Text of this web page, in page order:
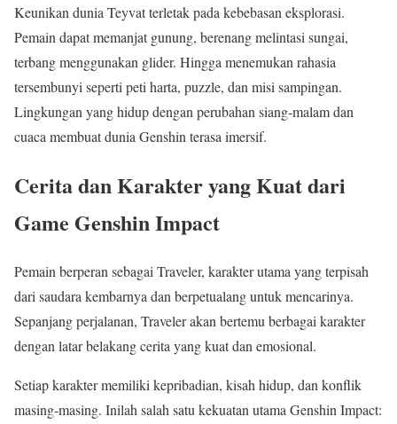
Keunikan dunia Teyvat terletak pada kebebasan eksplorasi.
Pemain dapat memanjat gunung, berenang melintasi sungai,
terbang menggunakan glider. Hingga menemukan rahasia
tersembunyi seperti peti harta, puzzle, dan misi sampingan.
Lingkungan yang hidup dengan perubahan siang-malam dan
cuaca membuat dunia Genshin terasa imersif.
Cerita dan Karakter yang Kuat dari
Game Genshin Impact
Pemain berperan sebagai Traveler, karakter utama yang terpisah
dari saudara kembarnya dan berpetualang untuk mencarinya.
Sepanjang perjalanan, Traveler akan bertemu berbagai karakter
dengan latar belakang cerita yang kuat dan emosional.
Setiap karakter memiliki kepribadian, kisah hidup, dan konflik
masing-masing. Inilah salah satu kekuatan utama Genshin Impact: